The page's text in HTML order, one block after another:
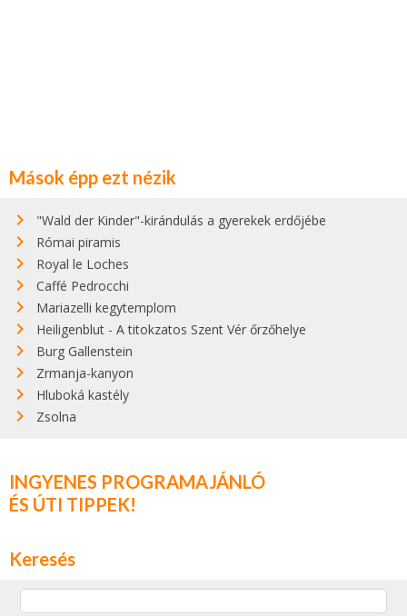
Mások épp ezt nézik
"Wald der Kinder"-kirándulás a gyerekek erdőjébe
Római piramis
Royal le Loches
Caffé Pedrocchi
Mariazelli kegytemplom
Heiligenblut - A titokzatos Szent Vér őrzőhelye
Burg Gallenstein
Zrmanja-kanyon
Hluboká kastély
Zsolna
INGYENES PROGRAMAJÁNLÓ
ÉS ÚTI TIPPEK!
Keresés